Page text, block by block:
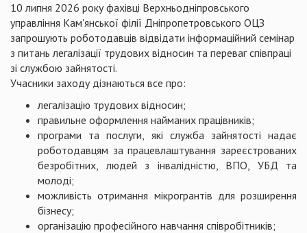
10 липня 2026 року фахівці Верхньодніпровського
управління Кам'янської філії Дніпропетровського ОЦЗ
запрошують роботодавців відвідати інформаційний семінар
з питань легалізації трудових відносин та переваг співпраці
зі службою зайнятості.
Учасники заходу дізнаються все про:
легалізацію трудових відносин;
правильне оформлення найманих працівників;
програми та послуги, які служба зайнятості надає
роботодавцям за працевлаштування зареєстрованих
безробітних, людей з інвалідністю, ВПО, УБД та
молоді;
можливість отримання мікрогрантів для розширення
бізнесу;
організацію професійного навчання співробітників;